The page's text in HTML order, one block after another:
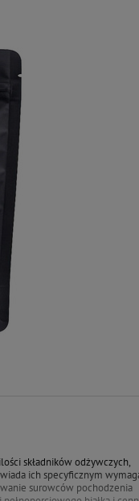
składników odżywczych,
ich specyficznym
surowców pochodzenia